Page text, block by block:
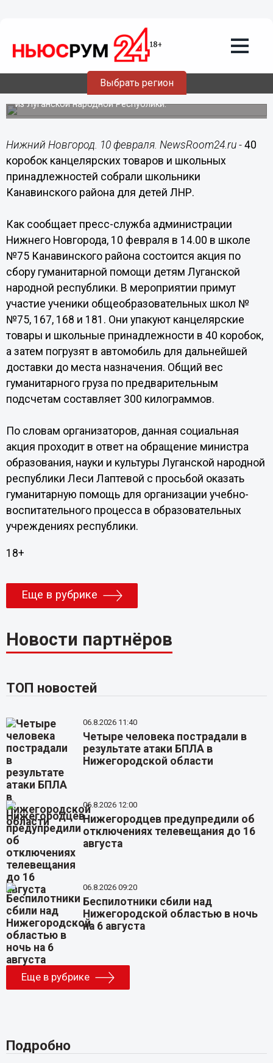
Выбрать регион
300 килограммов гуманитарного груза,
собранного юными нижегородцами,
отправят в ЛНР 10 февраля
Нижегородские школьники собрали 40 коробок
канцтоваров и ученических принадлежностей для ребят
из Луганской народной Республики.
Нижний Новгород. 10 февраля. NewsRoom24.ru - 40
коробок канцелярских товаров и школьных
принадлежностей собрали школьники
Канавинского района для детей ЛНР.
Как сообщает пресс-служба администрации
Нижнего Новгорода, 10 февраля в 14.00 в школе
№75 Канавинского района состоится акция по
сбору гуманитарной помощи детям Луганской
народной республики. В мероприятии примут
участие ученики общеобразовательных школ №
№75, 167, 168 и 181. Они упакуют канцелярские
товары и школьные принадлежности в 40 коробок,
а затем погрузят в автомобиль для дальнейшей
доставки до места назначения. Общий вес
гуманитарного груза по предварительным
подсчетам составляет 300 килограммов.
По словам организаторов, данная социальная
акция проходит в ответ на обращение министра
образования, науки и культуры Луганской народной
республики Леси Лаптевой с просьбой оказать
гуманитарную помощь для организации учебно-
воспитательного процесса в образовательных
учреждениях республики.
18+
Еще в рубрике
Новости партнёров
ТОП новостей
06.8.2026 11:40
Четыре человека пострадали в
результате атаки БПЛА в
Нижегородской области
06.8.2026 12:00
Нижегородцев предупредили об
отключениях телевещания до 16
августа
06.8.2026 09:20
Беспилотники сбили над
Нижегородской областью в ночь
на 6 августа
Еще в рубрике
Подробно